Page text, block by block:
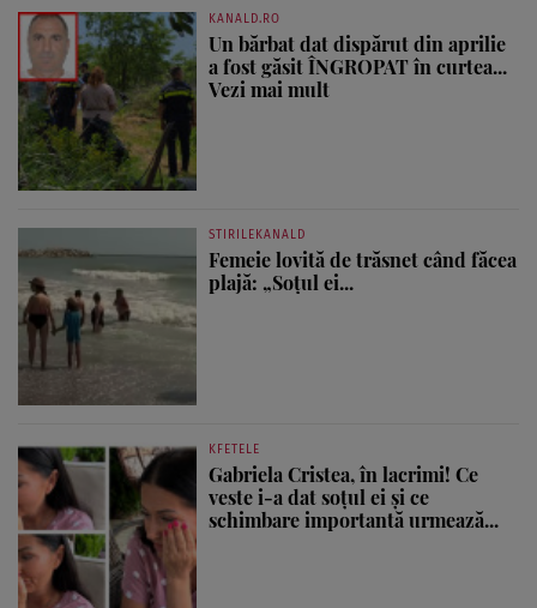
KANALD.RO
Un bărbat dat dispărut din aprilie
a fost găsit ÎNGROPAT în curtea...
Vezi mai mult
STIRILEKANALD
Femeie lovită de trăsnet când făcea
plajă: „Soțul ei...
KFETELE
Gabriela Cristea, în lacrimi! Ce
veste i-a dat soțul ei și ce
schimbare importantă urmează...